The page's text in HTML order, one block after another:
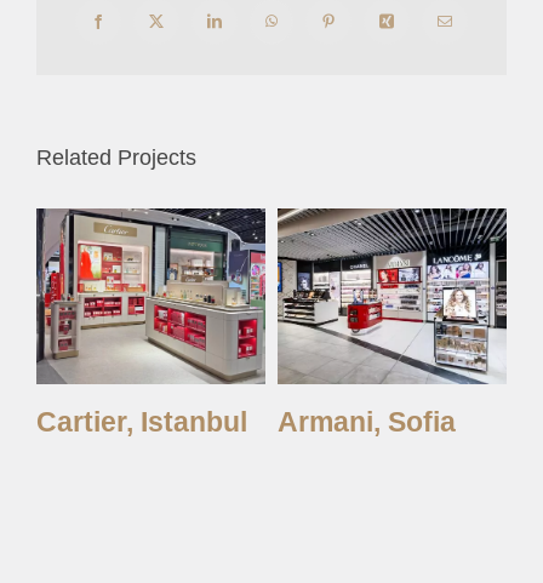
FacebookX LinkedIn WhatsAppPinterest Xing Email
Related Projects
Cartier, Istanbul Armani, Sofia